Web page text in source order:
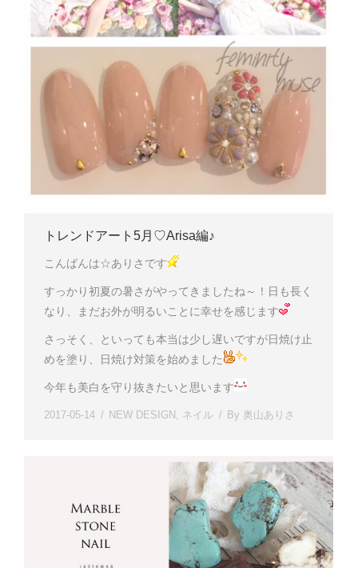
トレンドアート5月♡Arisa編♪
こんばんは☆ありさです
すっかり初夏の暑さがやってきましたね～！日も長く
なり、まだお外が明るいことに幸せを感じます
さっそく、といっても本当は少し遅いですが日焼け止
めを塗り、日焼け対策を始めました
今年も美白を守り抜きたいと思います
2017-05-14 NEW DESIGN , ネイル By 奥山ありさ